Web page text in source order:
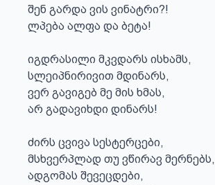
შენ გარდა ვის ვინატრი?!
ლპება ალფა და ბეტა!
იგდრასილი მკვდარს ისხამს,
სლეიპნირივით მდინარს,
ვერ გავიგებ მე მის ხმას,
არ გადავიხდი დინარს!
ძირს ცვივა სესტერცები,
მსხვერპლად თუ ვწირავ მერნებს,
ადგომას შევეცდები,